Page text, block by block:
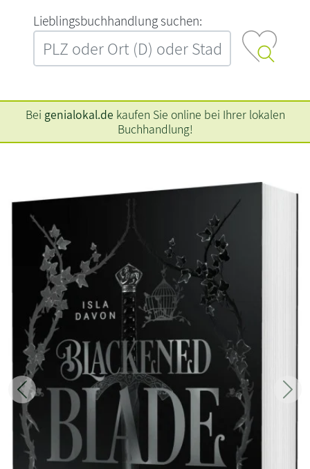
L‍i‍e‍b‍l‍i‍n‍g‍s‍b‍u‍c‍h‍h‍a‍n‍d‍l‍u‍n‍g‍ ‍s‍u‍c‍h‍e‍n‍:‍
Bei genialokal.de kaufen Sie online bei Ihrer lokalen
Buchhandlung!
Zurück